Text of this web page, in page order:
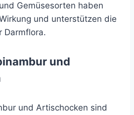
Gemüsesorten haben
und unterstützen die
Darmflora.
und
und Artischocken sind